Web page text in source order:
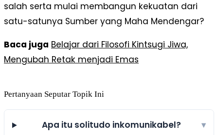
salah serta mulai membangun kekuatan dari
satu-satunya Sumber yang Maha Mendengar?
Baca juga Belajar dari Filosofi Kintsugi Jiwa,
Mengubah Retak menjadi Emas
Pertanyaan Seputar Topik Ini
Apa itu solitudo inkomunikabel? ▾